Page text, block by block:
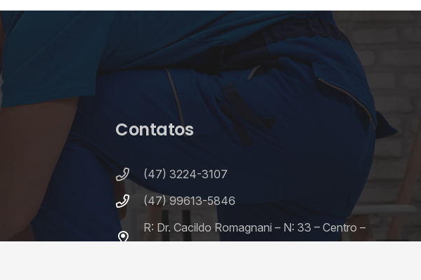
Contatos
(47) 3224-3107
(47) 99613-5846
R: Dr. Cacildo Romagnani – N: 33 – Centro –